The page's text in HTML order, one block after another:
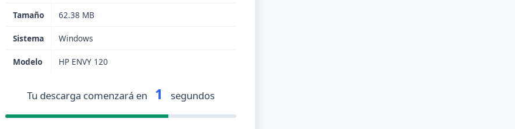
Tamaño 62.38 MB
Sistema Windows
Modelo HP ENVY 120
Tu descarga comenzará en 1 segundos